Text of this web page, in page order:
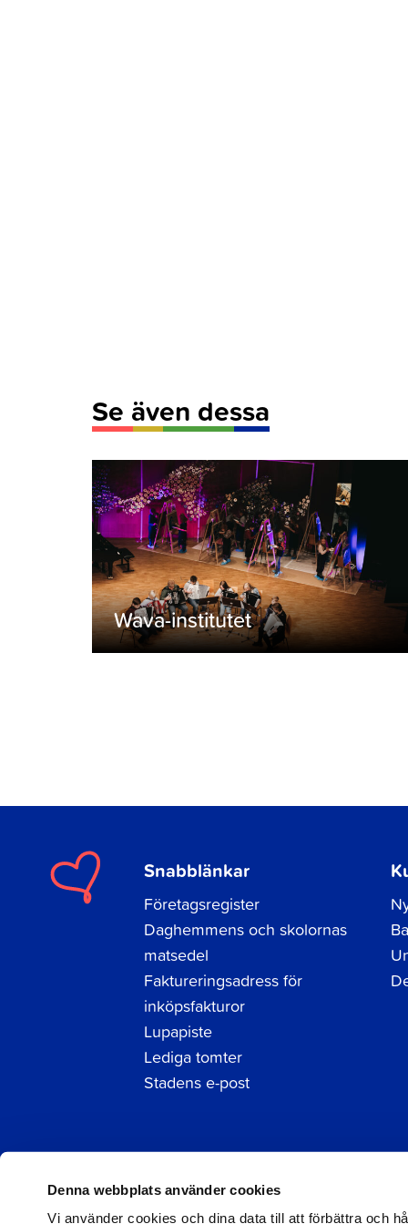
Denna webbplats använder cookies
Vi använder cookies och dina data till att förbättra och
Se även dessa
Wava-institutet
Snabblänkar
Företagsregister
Daghemmens och skolornas
matsedel
Faktureringsadress för
inköpsfakturor
Lupapiste
Lediga tomter
Stadens e-post
Facebook
Instagram
LinkedIn